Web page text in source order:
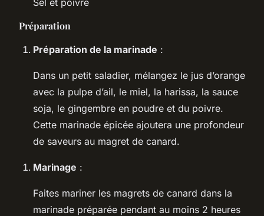
Préparation
Préparation de la marinade :
Dans un petit saladier, mélangez le jus d’orange
avec la pulpe d’ail, le miel, la harissa, la sauce
soja, le gingembre en poudre et du poivre.
Cette marinade épicée ajoutera une profondeur
de saveurs au magret de canard.
Marinage :
Faites mariner les magrets de canard dans la
marinade préparée pendant au moins 2 heures